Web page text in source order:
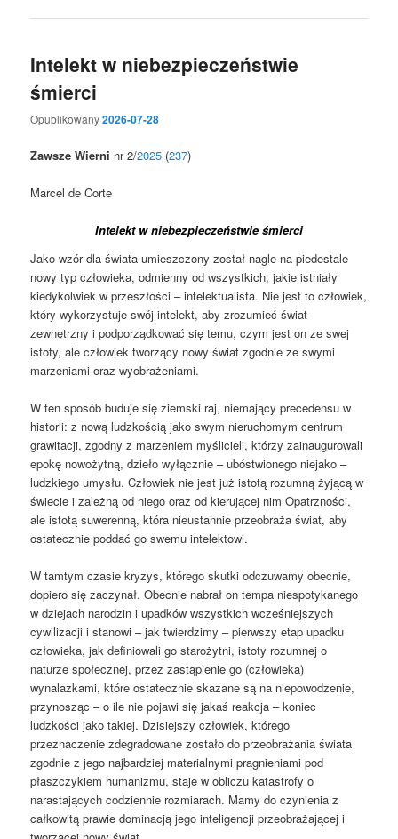
Intelekt w niebezpieczeństwie
śmierci
Opublikowany2026-07-28
Zawsze Wierni nr 2/2025 (237)
Marcel de Corte
Intelekt w niebezpieczeństwie śmierci
Jako wzór dla świata umieszczony został nagle na piedestale
nowy typ człowieka, odmienny od wszystkich, jakie istniały
kiedykolwiek w przeszłości – intelektualista. Nie jest to człowiek,
który wykorzystuje swój intelekt, aby zrozumieć świat
zewnętrzny i podporządkować się temu, czym jest on ze swej
istoty, ale człowiek tworzący nowy świat zgodnie ze swymi
marzeniami oraz wyobrażeniami.
W ten sposób buduje się ziemski raj, niemający precedensu w
historii: z nową ludzkością jako swym nieruchomym centrum
grawitacji, zgodny z marzeniem myślicieli, którzy zainaugurowali
epokę nowożytną, dzieło wyłącznie – ubóstwionego niejako –
ludzkiego umysłu. Człowiek nie jest już istotą rozumną żyjącą w
świecie i zależną od niego oraz od kierującej nim Opatrzności,
ale istotą suwerenną, która nieustannie przeobraża świat, aby
ostatecznie poddać go swemu intelektowi.
W tamtym czasie kryzys, którego skutki odczuwamy obecnie,
dopiero się zaczynał. Obecnie nabrał on tempa niespotykanego
w dziejach narodzin i upadków wszystkich wcześniejszych
cywilizacji i stanowi – jak twierdzimy – pierwszy etap upadku
człowieka, jak definiowali go starożytni, istoty rozumnej o
naturze społecznej, przez zastąpienie go (człowieka)
wynalazkami, które ostatecznie skazane są na niepowodzenie,
przynosząc – o ile nie pojawi się jakaś reakcja – koniec
ludzkości jako takiej. Dzisiejszy człowiek, którego
przeznaczenie zdegradowane zostało do przeobrażania świata
zgodnie z jego najbardziej materialnymi pragnieniami pod
płaszczykiem humanizmu, staje w obliczu katastrofy o
narastających codziennie rozmiarach. Mamy do czynienia z
całkowitą prawie dominacją jego inteligencji przeobrażającej i